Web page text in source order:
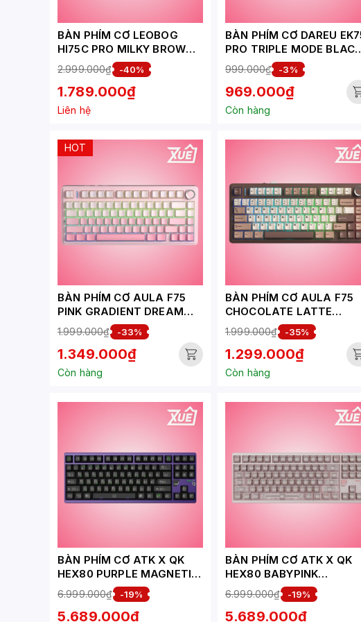
BÀN PHÍM CƠ LEOBOG
HI75C PRO MILKY BROWN
TURQUOISE SWITCH
2.999.000₫ -40%
1.789.000₫
Liên hệ
BÀN PHÍM CƠ DAREU
PRO TRIPLE MODE BLACK
GOLDEN DAREU DREAM
SWITCH
999.000₫ -3%
969.000₫
Còn hàng
HOT
BÀN PHÍM CƠ AULA F75
PINK GRADIENT DREAM
SAKURA SWITCH
1.999.000₫ -33%
1.349.000₫
Còn hàng
BÀN PHÍM CƠ AULA F75
CHOCOLATE LATTE
BARBIE SWITCH
1.999.000₫ -35%
1.299.000₫
Còn hàng
BÀN PHÍM CƠ ATK X QK
HEX80 PURPLE MAGNETIC
SWITCH
6.999.000₫ -19%
5.689.000₫
BÀN PHÍM CƠ ATK X QK
HEX80 BABYPINK
MAGNETIC SWITCH
6.999.000₫ -19%
5.689.000₫